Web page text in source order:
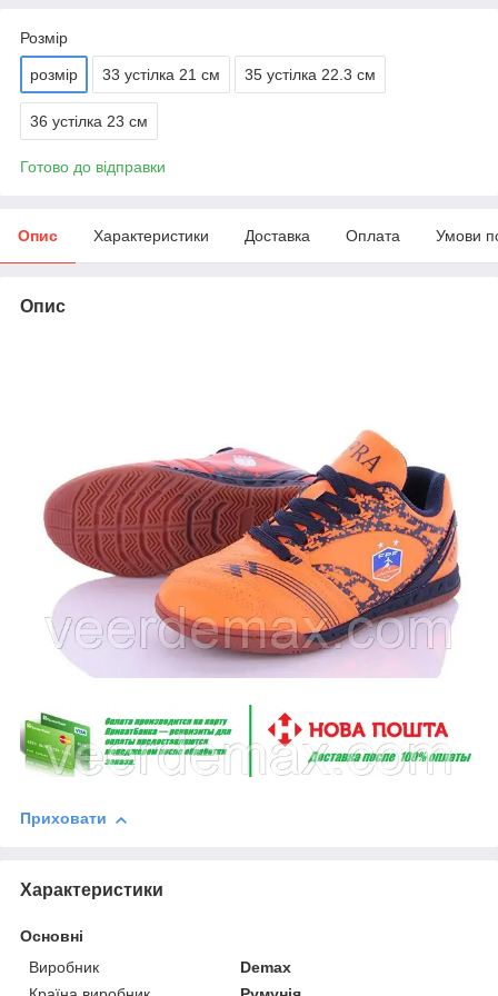
Розмір
розмір 33 устілка 21 см 35 устілка 22.3 см
36 устілка 23 см
Готово до відправки
Опис Характеристики Доставка Оплата Умови
Опис
Приховати
Характеристики
Основні
Виробник
Demax